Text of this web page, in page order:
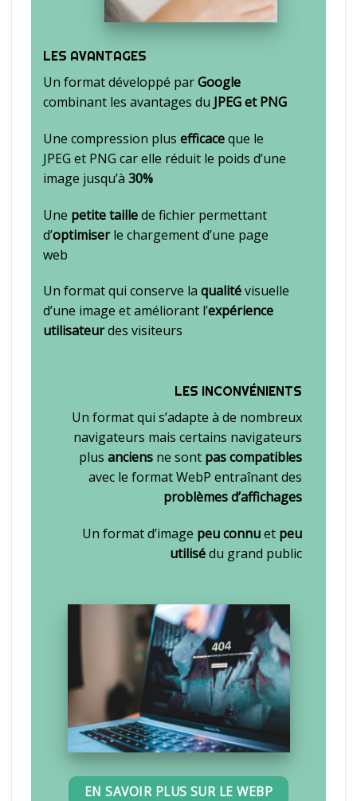
LES AVANTAGES
Un format développé parGoogle
combinant les avantages du JPEG et PNG
Une compression plus efficaceque le
JPEG et PNG car elle réduit le poids d’une
image jusqu’à 30%
Une petite taillede fichier permettant
d’optimiserle chargement d’une page
web
Un format qui conserve la qualitévisuelle
d’une image et améliorant l’expérience
utilisateurdes visiteurs
LES INCONVÉNIENTS
Un format qui s’adapte à de nombreux
navigateurs mais certains navigateurs
plus anciens ne sont pas compatibles
avec le format WebP entraînant des
problèmes d’affichages
Un format d’image peu connuet peu
utilisédu grand public
EN SAVOIR PLUS SUR LE WEBP